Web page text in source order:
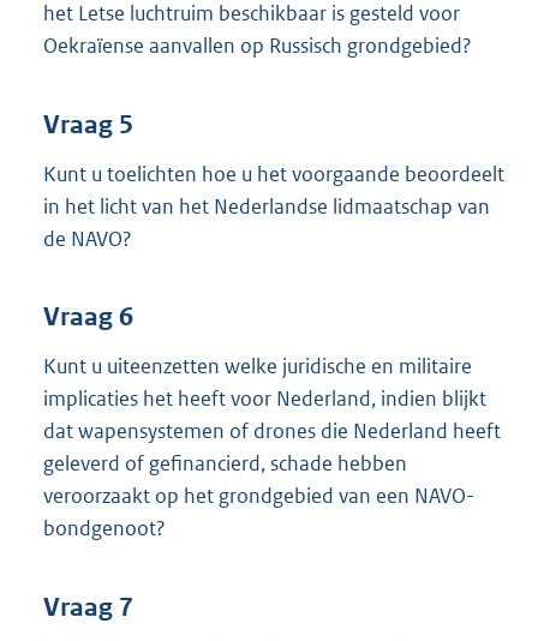
het Letse luchtruim beschikbaar is gesteld voor
Oekraïense aanvallen op Russisch grondgebied?
Vraag 5
Kunt u toelichten hoe u het voorgaande beoordeelt
in het licht van het Nederlandse lidmaatschap van
de NAVO?
Vraag 6
Kunt u uiteenzetten welke juridische en militaire
implicaties het heeft voor Nederland, indien blijkt
dat wapensystemen of drones die Nederland heeft
geleverd of gefinancierd, schade hebben
veroorzaakt op het grondgebied van een NAVO-
bondgenoot?
Vraag 7